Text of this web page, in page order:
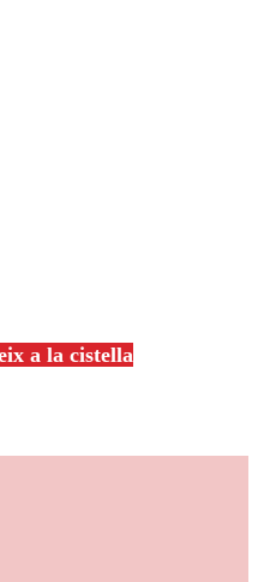
a la cistella